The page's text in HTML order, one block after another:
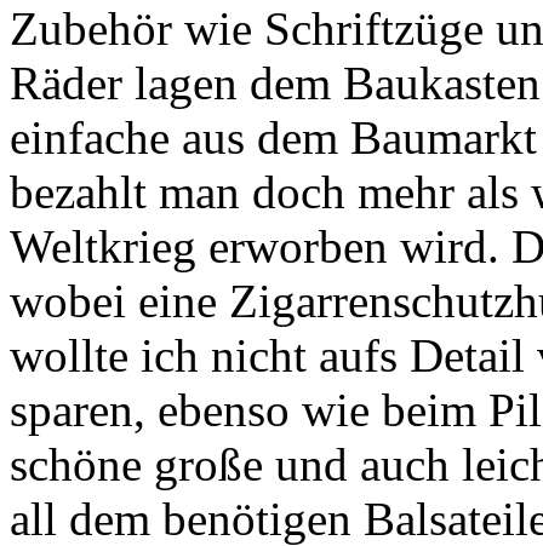
Zubehör wie Schriftzüge
Räder lagen dem
einfache aus dem
bezahlt man doch mehr
Weltkrieg erworben wird.
wobei eine
wollte ich nicht aufs Detail
sparen, ebenso wie beim
schöne große und auch
all dem benötigen